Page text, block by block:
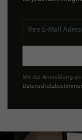
Mit der Anmeldung